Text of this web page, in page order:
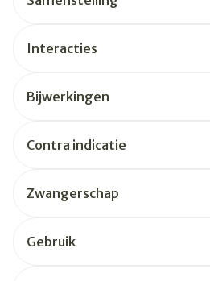
Interacties
Bijwerkingen
Contra indicatie
Zwangerschap
Gebruik